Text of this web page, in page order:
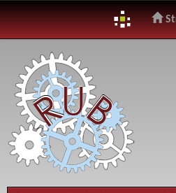
navigation